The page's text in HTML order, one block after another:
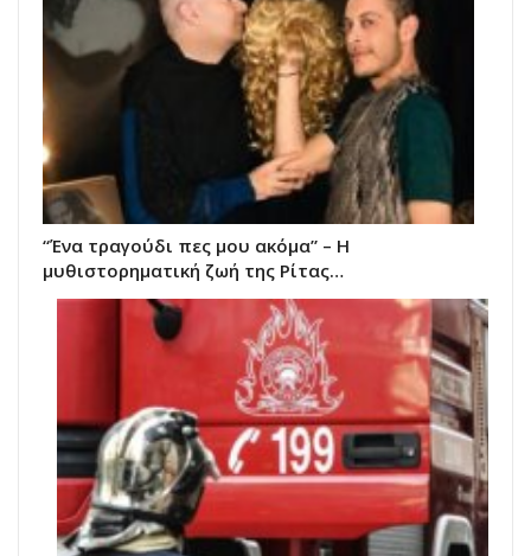
“Ένα τραγούδι πες μου ακόμα” – Η
μυθιστορηματική ζωή της Ρίτας…